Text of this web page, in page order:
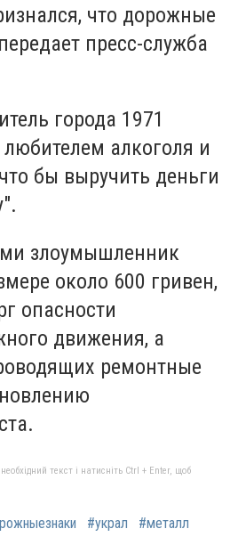
что дорожные
пресс-служба
города 1971
алкоголя и
бы выручить деньги
злоумышленник
около 600 гривен,
опасности
движения, а
ремонтные
текст і натисніть Ctrl + Enter, щоб
#украл #металл